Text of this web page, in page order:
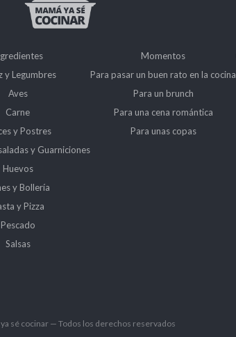
y Legumbres
Aves
Carne
y Postres
y Guarniciones
Huevos
y Bollería
y Pizza
Pescado
Salsas
Momentos
Para pasar un buen rato en la cocina
Para un brunch
Para una cena romántica
Para unas copas
sé cocinar — Todos los derechos reservados